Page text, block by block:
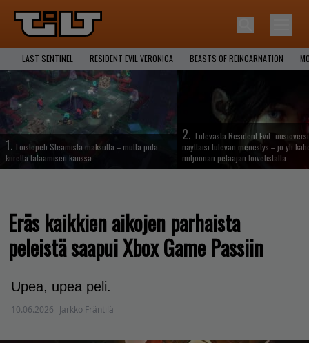
LAST SENTINEL RESIDENT EVIL VERONICA BEASTS OF REINCARNATION
1. Loistopeli Steamistä maksutta – mutta pidä
kiirettä lataamisen kanssa
2. Tulevasta Resident Evil -
näyttäisi tulevan menestys – jo yli
miljoonan pelaajan toivelistalla
Eräs kaikkien aikojen parhaista
peleistä saapui Xbox Game Passiin
Upea, upea peli.
10.06.2026 Jarkko Fräntilä